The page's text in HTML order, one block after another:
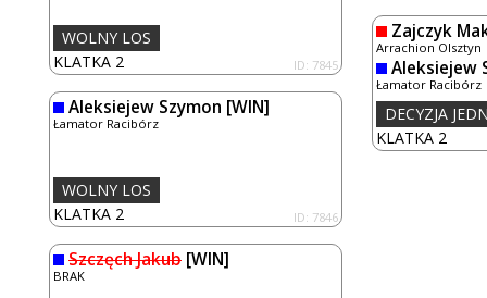
KLATKA 2 ID: 7845
WOLNY LOS
Aleksiejew Szymon [WIN]
Łamator Racibórz
KLATKA 2 ID: 7846
WOLNY LOS
Szczęch Jakub [WIN]
BRAK
Zajczyk
Arrachion Olsztyn
Aleksiejew
Łamator Racibórz
KLATKA 2
DECYZJA